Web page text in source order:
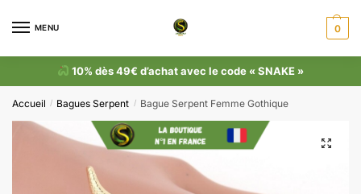
MENU 0
10% dès 49€ d’achat avec le code « SNAKE »
Accueil / Bagues Serpent / Bague Serpent Femme Gothique